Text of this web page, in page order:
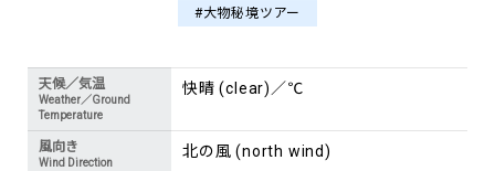
#大物秘境ツアー
天候／気温
Weather／Ground
Temperature
快晴 (clear)／℃
風向き
Wind Direction
北の風 (north wind)